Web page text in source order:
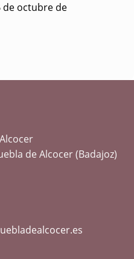
de octubre de
de Alcocer (Badajoz)